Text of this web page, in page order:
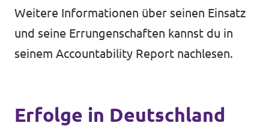
Weitere Informationen über seinen Einsatz
und seine Errungenschaften kannst du in
seinem Accountability Report nachlesen.
Erfolge in Deutschland